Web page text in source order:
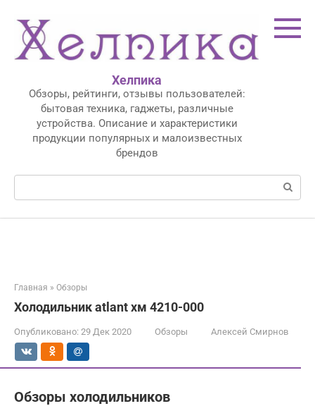
контенту
Хелпика
Обзоры, рейтинги, отзывы пользователей:
бытовая техника, гаджеты, различные
устройства. Описание и характеристики
продукции популярных и малоизвестных
брендов
Поиск:
Главная » Обзоры
Холодильник atlant хм 4210-000
Опубликовано: 29 Дек 2020 Обзоры Алексей Смирнов
Обзоры холодильников